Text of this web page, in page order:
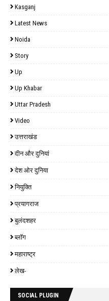
Kasganj
Latest News
Noida
Story
Up
Up Khabar
Uttar Pradesh
Video
उत्तराखंड
दीन और दुनियां
देश ओर दुनिया
नियुक्ति
प्रयागराज
बुलंदशहर
ब्लॉग
महाराष्ट्र
लेख-
SOCIAL PLUGIN